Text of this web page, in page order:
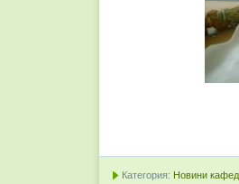
Категория: Новини